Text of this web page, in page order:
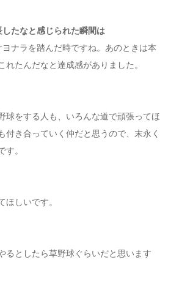
たなと感じられた瞬間は
ナラを踏んだ時ですね。あのときは本
れたんだなと達成感がありました。
球をする人も、いろんな道で頑張ってほ
付き合っていく仲だと思うので、末永く
す。
ほしいです。
るとしたら草野球ぐらいだと思います